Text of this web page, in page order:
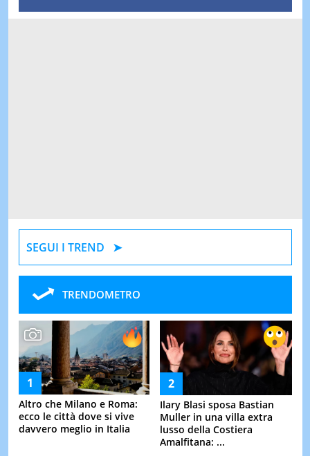
SEGUI I TREND
TRENDOMETRO
Altro che Milano e Roma:
ecco le città dove si vive
davvero meglio in Italia
Ilary Blasi sposa Bastian
Muller in una villa extra
lusso della Costiera
Amalfitana: ...